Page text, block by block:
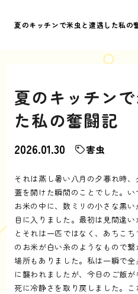
夏のキッチンで米虫と遭遇した私の
夏のキッチン
た私の奮闘記
2026.01.30 害虫
それは蒸し暑い八月の夕暮れ時
蓋を開けた瞬間のことでした。
お米の中に、数ミリの小さな黒
目に入りました。最初は見間違
とそれは一匹ではなく、あちこ
のお米が白い糸のようなもので
場所もありました。私は一瞬で
に襲われましたが、今日のご飯
死に冷静さを取り戻しました。